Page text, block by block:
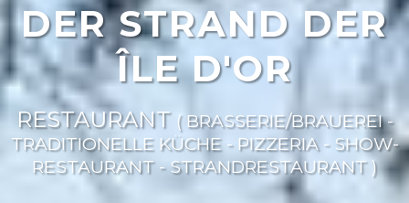
DER STRAND DER
ÎLE D'OR
RESTAURANT ( BRASSERIE/BRAUEREI -
TRADITIONELLE KÜCHE - PIZZERIA - SHOW-
RESTAURANT - STRANDRESTAURANT )